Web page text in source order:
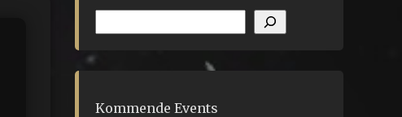
Kommende Events